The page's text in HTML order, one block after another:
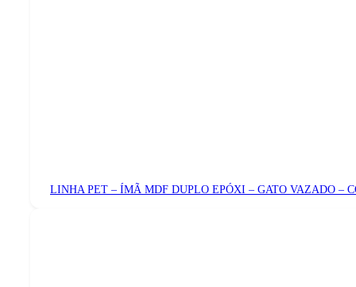
LINHA PET – ÍMÃ MDF DUPLO EPÓXI – GATO VAZADO –